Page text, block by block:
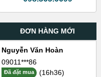
ĐƠN HÀNG MỚI
Nguyễn Văn Hoàn
09011***86
Đã đặt mua
(16h36)